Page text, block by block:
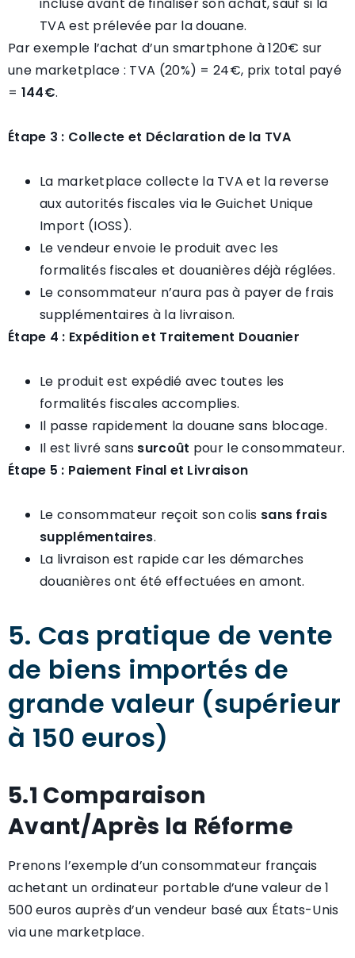
TVA est prélevée par la douane.
Par exemple l’achat d’un smartphone à 120€ sur
une marketplace : TVA (20%) = 24€, prix total payé
= 144€.
Étape 3 : Collecte et Déclaration de la TVA
La marketplace collecte la TVA et la reverse
aux autorités fiscales via le Guichet Unique
Import (IOSS).
Le vendeur envoie le produit avec les
formalités fiscales et douanières déjà réglées.
Le consommateur n’aura pas à payer de frais
supplémentaires à la livraison.
Étape 4 : Expédition et Traitement Douanier
Le produit est expédié avec toutes les
formalités fiscales accomplies.
Il passe rapidement la douane sans blocage.
Il est livré sans surcoût pour le consommateur.
Étape 5 : Paiement Final et Livraison
Le consommateur reçoit son colis sans frais
supplémentaires.
La livraison est rapide car les démarches
douanières ont été effectuées en amont.
5. Cas pratique de vente
de biens importés de
grande valeur (supérieur
à 150 euros)
5.1 Comparaison
Avant/Après la Réforme
Prenons l’exemple d’un consommateur français
achetant un ordinateur portable d’une valeur de 1
500 euros auprès d’un vendeur basé aux États-Unis
via une marketplace.